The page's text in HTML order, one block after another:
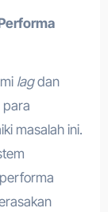
lagdan
para
masalah ini.